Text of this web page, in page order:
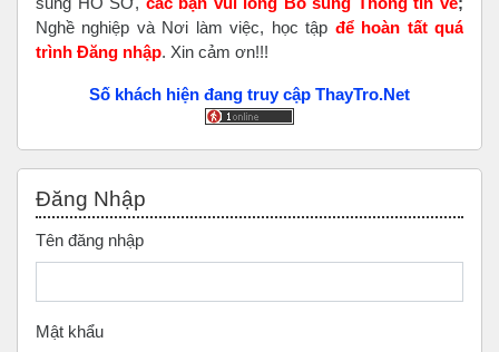
Nghề nghiệp và Nơi làm việc, học tập để hoàn tấtquá
trình Đăng nhập. Xin cảm ơn!!!
Số khách hiện đang truy cập ThayTro.Net
Đăng Nhập
Tên đăng nhập
Mật khẩu